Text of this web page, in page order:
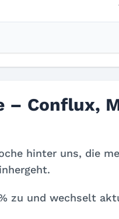
– Conflux,
hinter uns, die
zu und wechselt